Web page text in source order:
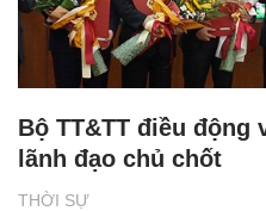
THỜI SỰ
Bộ TT&TT điều động
lãnh đạo chủ chốt